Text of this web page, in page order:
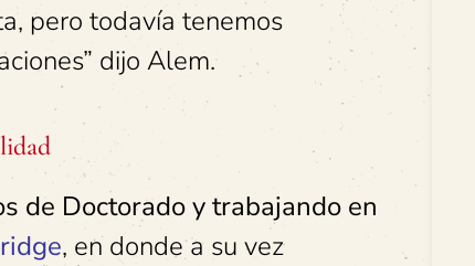
pero todavía tenemos
dijo Alem.
de Doctorado y trabajando en
, en donde a su vez